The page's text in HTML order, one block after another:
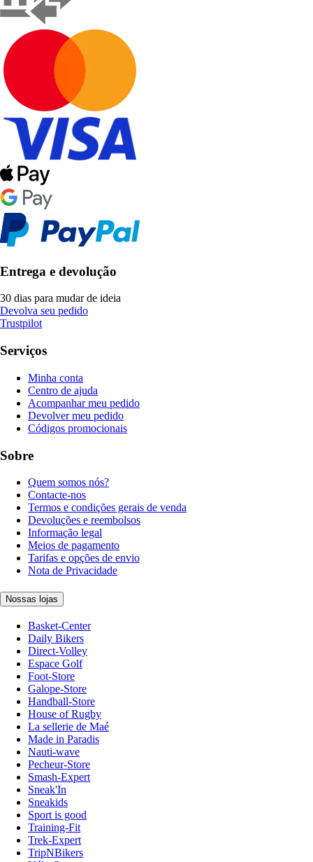
Entrega e devolução
30 dias para mudar de ideia
Devolva seu pedido
Trustpilot
Serviços
Minha conta
Centro de ajuda
Acompanhar meu pedido
Devolver meu pedido
Códigos promocionais
Sobre
Quem somos nós?
Contacte-nos
Termos e condições gerais de venda
Devoluções e reembolsos
Informação legal
Meios de pagamento
Tarifas e opções de envio
Nota de Privacidade
Nossas lojas
Basket-Center
Daily Bikers
Direct-Volley
Espace Golf
Foot-Store
Galope-Store
Handball-Store
House of Rugby
La sellerie de Maé
Made in Paradis
Nauti-wave
Pecheur-Store
Smash-Expert
Sneak'In
Sneakids
Sport is good
Training-Fit
Trek-Expert
TripNBikers